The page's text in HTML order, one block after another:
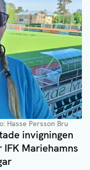
Hasse Persson Bru
invigningen
IFK Mariehamns